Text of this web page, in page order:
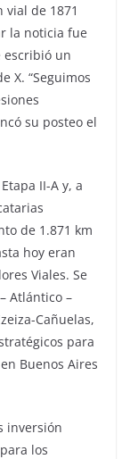
vial de 1871
la noticia fue
escribió un
X. “Seguimos
su posteo el
II-A y, a
de 1.871 km
hoy eran
Viales. Se
Atlántico –
Cañuelas,
para
Buenos Aires
inversión
los